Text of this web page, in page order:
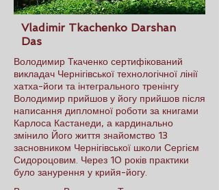
Vladimir Tkachenko Darshan
Das
Володимир Ткаченко сертифікований
викладач Чернігівської технологічної лінії
хатха-йоги та інтегрального тренінгу
Володимир прийшов у йогу прийшов після
написання дипломної роботи за книгами
Карлоса Кастанеди, а кардинально
змінило Його життя знайомство 13
засновником Чернігівської школи Сергієм
Сидороцовим. Через 10 років практики
було занурення у крийя-йогу.